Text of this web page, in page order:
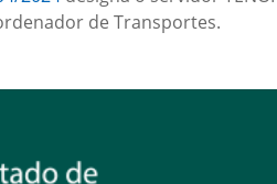
de Transportes.